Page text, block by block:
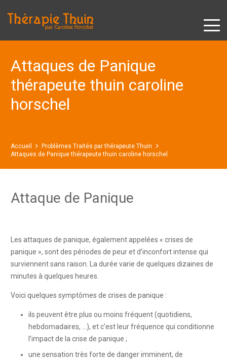
Attaques de Panique
thérapeute thuin caroline
horschel
Accueil
Problèmes Traités par thérapeute Thuin
Attaques de Panique thérapeute thuin caroline horschel
Attaque de Panique
Les attaques de panique, également appelées « crises de
panique », sont des périodes de peur et d’inconfort intense qui
surviennent sans raison. La durée varie de quelques dizaines de
minutes à quelques heures.
Voici quelques symptômes de crises de panique :
ils peuvent être plus ou moins fréquent (quotidiens,
hebdomadaires, …), et c’est leur fréquence qui conditionne
l’impact de la crise de panique ;
une sensation très forte de danger imminent, de